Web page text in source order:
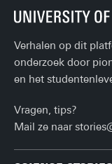
Verhalen op dit
onderzoek door
en het
Vragen, tips?
Mail ze naar